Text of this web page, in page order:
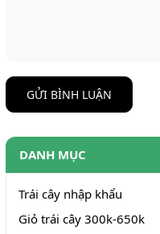
GỬI BÌNH LUẬN
DANH MỤC
Trái cây nhập khẩu
Giỏ trái cây 300k-650k